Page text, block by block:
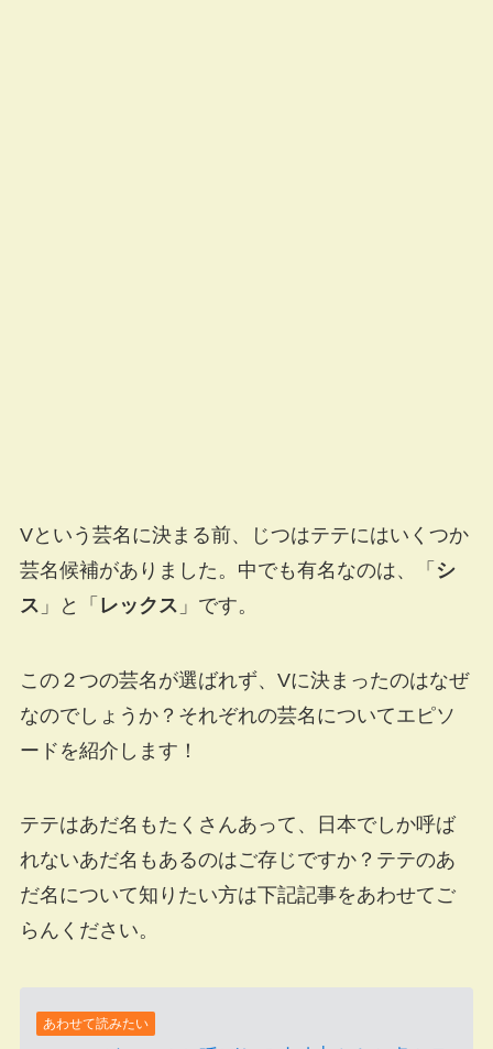
Vという芸名に決まる前、じつはテテにはいくつか
芸名候補がありました。中でも有名なのは、「 シ
ス 」と「 レックス 」です。
この２つの芸名が選ばれず、Vに決まったのはなぜ
なのでしょうか？それぞれの芸名についてエピソ
ードを紹介します！
テテはあだ名もたくさんあって、日本でしか呼ば
れないあだ名もあるのはご存じですか？テテのあ
だ名について知りたい方は下記記事をあわせてご
らんください。
あわせて読みたい